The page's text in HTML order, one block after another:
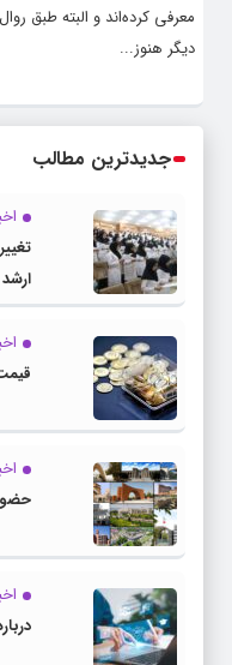
معرفی کرده‌اند و البته طبق
دیگر هنوز...
جدیدترین مطالب
قیمت
حضور ۷۵ دانشگاه ایرانی در